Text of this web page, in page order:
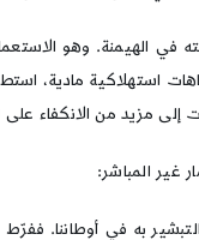
في الهيمنة. وهو
استهلاكية مادية،
مزيد من الانكفاء على
غير المباشر:
به في أوطاننا.